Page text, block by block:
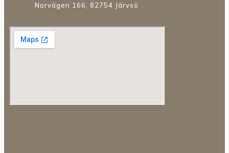
Norvägen 166, 82754 Järvsö